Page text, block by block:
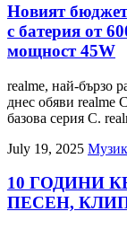
Новият
с батерия от
мощност 45W
realme, най-бързо
днес обяви realme
базова серия C.
July 19, 2025
10 ГОДИНИ
ПЕСЕН,